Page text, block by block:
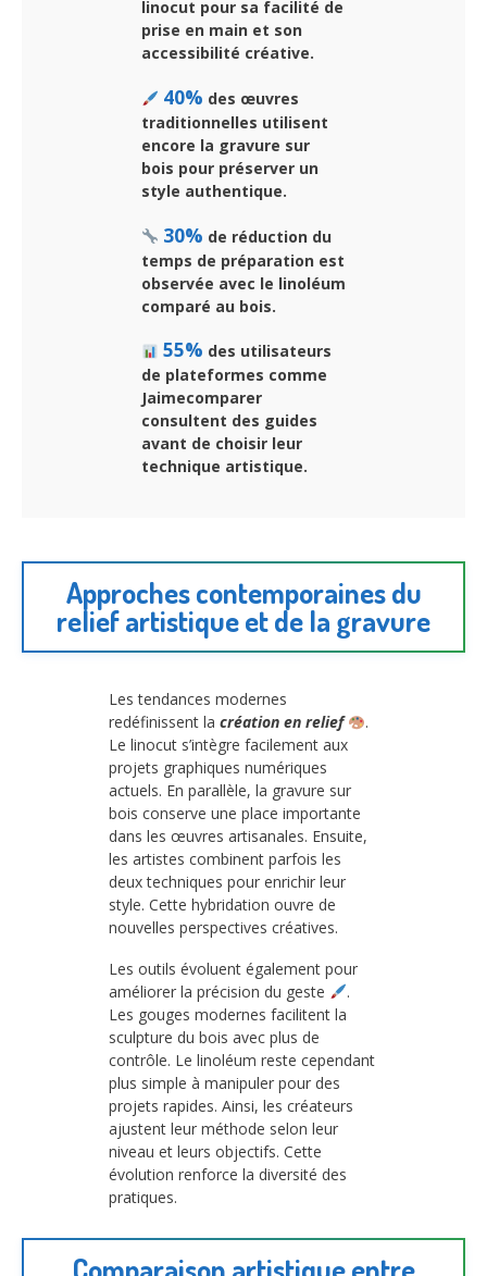
linocut pour sa facilité de
prise en main et son
accessibilité créative.
40% des œuvres
traditionnelles utilisent
encore la gravure sur
bois pour préserver un
style authentique.
30% de réduction du
temps de préparation est
observée avec le linoléum
comparé au bois.
55% des utilisateurs
de plateformes comme
Jaimecomparer
consultent des guides
avant de choisir leur
technique artistique.
Approches contemporaines du
relief artistique et de la gravure
Les tendances modernes
redéfinissent la création en relief
.
Le linocut s’intègre facilement aux
projets graphiques numériques
actuels. En parallèle, la gravure sur
bois conserve une place importante
dans les œuvres artisanales. Ensuite,
les artistes combinent parfois les
deux techniques pour enrichir leur
style. Cette hybridation ouvre de
nouvelles perspectives créatives.
Les outils évoluent également pour
améliorer la précision du geste
.
Les gouges modernes facilitent la
sculpture du bois avec plus de
contrôle. Le linoléum reste cependant
plus simple à manipuler pour des
projets rapides. Ainsi, les créateurs
ajustent leur méthode selon leur
niveau et leurs objectifs. Cette
évolution renforce la diversité des
pratiques.
Comparaison artistique entre